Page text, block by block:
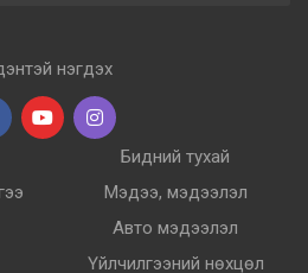
нэгдэх
Бидний тухай
Мэдээ, мэдээлэл
Авто мэдээлэл
Үйлчилгээний нөхцөл